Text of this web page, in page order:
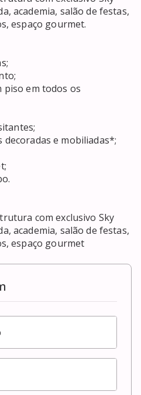
academia, salão de festas,
espaço gourmet.
academia, salão de festas,
espaço gourmet